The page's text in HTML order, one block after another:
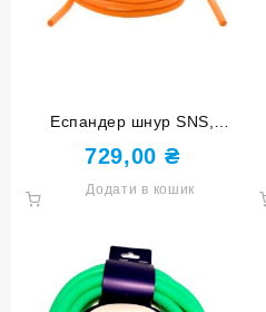
Еспандер шнур SNS,
довжина 5 м, товщина 12
мм
729,00 ₴
Додати в кошик